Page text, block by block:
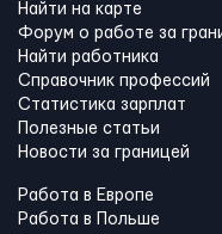
Найти на карте
Форум о работе за
Найти работника
Справочник профессий
Статистика зарплат
Полезные статьи
Новости за границей
Работа в Европе
Работа в Польше